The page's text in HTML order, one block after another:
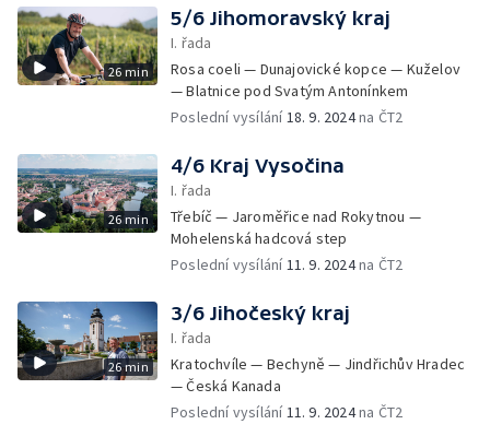
26 min
5/6 Jihomoravský kraj
I. řada
Rosa coeli — Dunajovické kopce — Kuželov
— Blatnice pod Svatým Antonínkem
Poslední vysílání18. 9. 2024na ČT2
26 min
4/6 Kraj Vysočina
I. řada
Třebíč — Jaroměřice nad Rokytnou —
Mohelenská hadcová step
Poslední vysílání11. 9. 2024na ČT2
26 min
3/6 Jihočeský kraj
I. řada
Kratochvíle — Bechyně — Jindřichův Hradec
— Česká Kanada
Poslední vysílání11. 9. 2024na ČT2